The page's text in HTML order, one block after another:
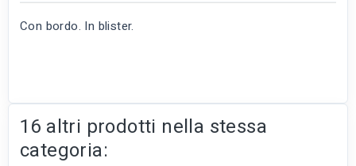
Con bordo. In blister.
16 altri prodotti nella stessa
categoria: